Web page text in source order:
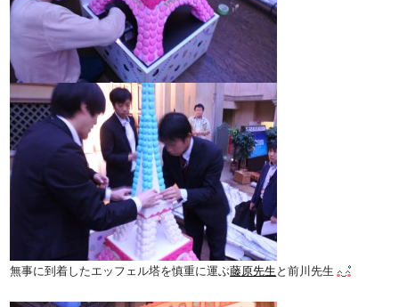
無事に到着したエッフェル塔を慎重に運ぶ藤原先生 と前川先生